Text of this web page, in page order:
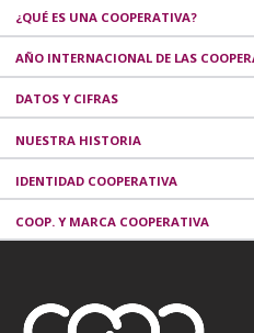
¿QUÉ ES UNA COOPERATIVA?
AÑO INTERNACIONAL DE LAS
DATOS Y CIFRAS
NUESTRA HISTORIA
IDENTIDAD COOPERATIVA
COOP. Y MARCA COOPERATIVA